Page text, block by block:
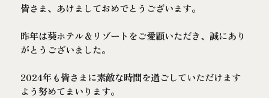
皆さま、あけましておめでとうございます。
昨年は葵ホテル＆リゾートをご愛顧いただき、誠にあり
がとうございました。
2024年も皆さまに素敵な時間を過ごしていただけます
よう努めてまいります。
サイトポリシー
予約変更
会員登録